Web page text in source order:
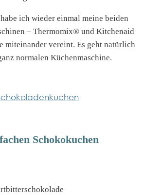
ich wieder einmal meine beiden
– Thermomix® und Kitchenaid
miteinander vereint. Es geht natürlich
normalen Küchenmaschine.
Schokokuchen